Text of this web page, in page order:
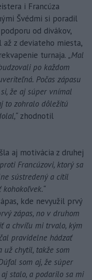
i Francúza
Švédmi si poradil
od divákov,
z deviateho miesta,
turnaja. „Mal
po každom
Počas zápasu
že aj súper vnímal
to zohralo dôležitú
zhodnotil
aj motivácia z druhej
Francúzovi, ktorý sa
sústredený a cítil
kde nevyužil prvý
zápas, no v druhom
a chvíľu mi trvalo, kým
pravidelne hádzať
chytil, takže som
som aj, že súper
stalo, a podarilo sa mi